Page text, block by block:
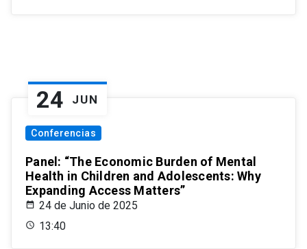
24 JUN
Conferencias
Panel: “The Economic Burden of Mental
Health in Children and Adolescents: Why
Expanding Access Matters”
24 de Junio de 2025
13:40